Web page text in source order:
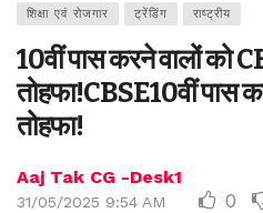
शिक्षा एवं रोजगार ट्रेंडिंग राष्ट्रीय
10वीं पास करने वालों को
तोहफा!CBSE10वीं पास
तोहफा!
Aaj Tak CG -Desk1
31/05/2025 9:54 AM 0